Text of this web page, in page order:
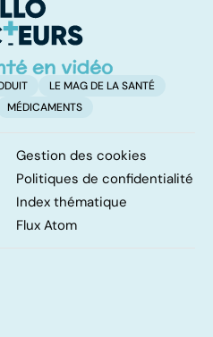
LE MAG DE LA SANTÉ
MÉDICAMENTS
Gestion des cookies
Politiques de confidentialité
Index thématique
Flux Atom